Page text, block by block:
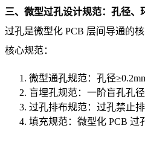
三、微型过孔设计规范：孔径、
过孔是微型化 PCB 层间导通的
核心规范：
微型通孔规范：孔径
盲埋孔规范：一阶盲孔孔
过孔排布规范：过孔禁止
填充规范：微型化 PCB 过